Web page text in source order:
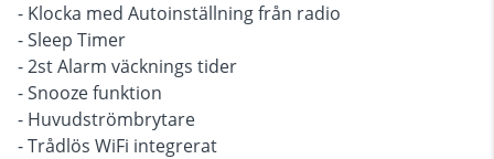
- Klocka med Autoinställning från radio
- Sleep Timer
- 2st Alarm väcknings tider
- Snooze funktion
- Huvudströmbrytare
- Trådlös WiFi integrerat